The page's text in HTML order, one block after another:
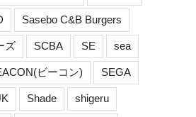
Sasebo C&B Burgers
ズ SCBA SE sea
ビーコン) SEGA
Shade shigeru